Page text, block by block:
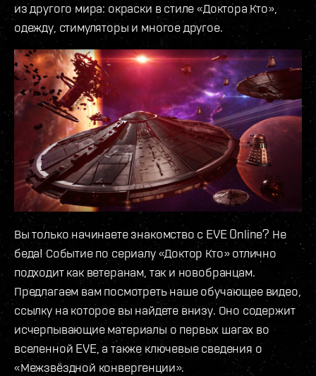
из другого мира: окраски в стиле «Доктора Кто»,
одежду, стимуляторы и многое другое.
Вы только начинаете знакомство с EVE Online? Не
беда! Событие по сериалу «Доктор Кто» отлично
подходит как ветеранам, так и новобранцам.
Предлагаем вам посмотреть наше обучающее видео,
ссылку на которое вы найдете внизу. Оно содержит
исчерпывающие материалы о первых шагах во
вселенной EVE, а также ключевые сведения о
«Межзвёздной конвергенции».